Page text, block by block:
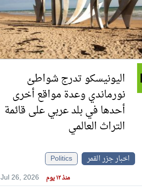
اليونيسكو تدرج شواطئ
نورماندي وعدة مواقع أخرى
أحدها في بلد عربي على قائمة
التراث العالمي
اخبار جزر القمر
Politics
Jul 26, 2026
منذ ١٢ يوم